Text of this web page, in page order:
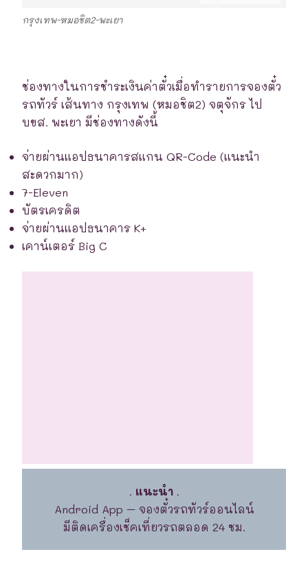
กรุงเทพ-หมอชิต2-พะเยา
ช่องทางในการชำระเงินค่าตั๋วเมื่อทำรายการจองตั๋ว
รถทัวร์ เส้นทาง กรุงเทพ (หมอชิต2) จตุจักร ไป
บขส. พะเยา มีช่องทางดังนี้
จ่ายผ่านแอปธนาคารสแกน QR-Code (แนะนำ
สะดวกมาก)
7-Eleven
บัตรเครดิต
จ่ายผ่านแอปธนาคาร K+
เคาน์เตอร์ Big C
. แนะนำ.
Android App – จองตั๋วรถทัวร์ออนไลน์
มีติดเครื่องเช็คเที่ยวรถตลอด 24 ชม.